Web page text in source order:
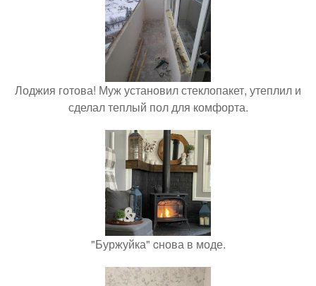
Лоджия готова! Муж установил стеклопакет, утеплил и
сделал теплый пол для комфорта.
"Буржуйка" cнова в моде.